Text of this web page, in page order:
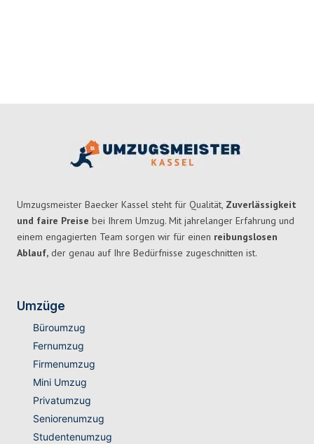
Umzugsmeister Baecker Kassel steht für Qualität, Zuverlässigkeit
und faire Preise bei Ihrem Umzug. Mit jahrelanger Erfahrung und
einem engagierten Team sorgen wir für einen reibungslosen
Ablauf, der genau auf Ihre Bedürfnisse zugeschnitten ist.
Umzüge
Büroumzug
Fernumzug
Firmenumzug
Mini Umzug
Privatumzug
Seniorenumzug
Studentenumzug